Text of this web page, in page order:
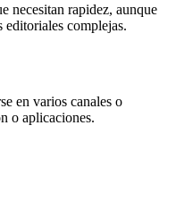
necesitan rapidez, aunque
editoriales complejas.
en varios canales o
o aplicaciones.